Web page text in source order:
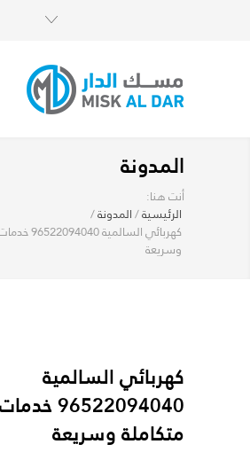
المدونة
أنت هنا:
الرئيسية/المدونة/
كهربائي
وسريعة
كهربائي السالمية
متكاملة وسريعة